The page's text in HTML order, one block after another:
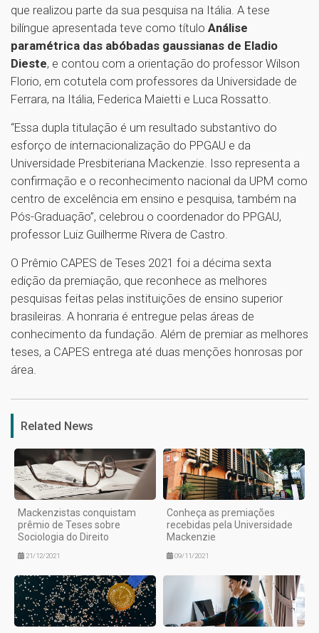
que realizou parte da sua pesquisa na Itália. A tese
bilíngue apresentada teve como título Análise
paramétrica das abóbadas gaussianas de Eladio
Dieste, e contou com a orientação do professor Wilson
Florio, em cotutela com professores da Universidade de
Ferrara, na Itália, Federica Maietti e Luca Rossatto.
“Essa dupla titulação é um resultado substantivo do
esforço de internacionalização do PPGAU e da
Universidade Presbiteriana Mackenzie. Isso representa a
confirmação e o reconhecimento nacional da UPM como
centro de excelência em ensino e pesquisa, também na
Pós-Graduação”, celebrou o coordenador do PPGAU,
professor Luiz Guilherme Rivera de Castro.
O Prêmio CAPES de Teses 2021 foi a décima sexta
edição da premiação, que reconhece as melhores
pesquisas feitas pelas instituições de ensino superior
brasileiras. A honraria é entregue pelas áreas de
conhecimento da fundação. Além de premiar as melhores
teses, a CAPES entrega até duas menções honrosas por
área.
Related News
Mackenzistas conquistam
prêmio de Teses sobre
Sociologia do Direito
21/12/2021
Conheça as premiações
recebidas pela Universidade
Mackenzie
09/11/2021